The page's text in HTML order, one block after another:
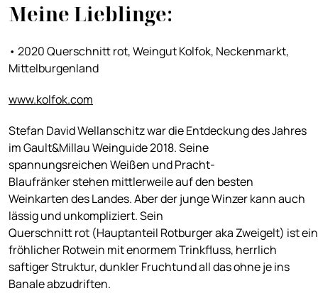
Meine Lieblinge:
• 2020 Querschnitt rot, Weingut Kolfok, Neckenmarkt,
Mittelburgenland
www.kolfok.com
Stefan David Wellanschitz war die Entdeckung des Jahres
im Gault&Millau Weinguide 2018. Seine
spannungsreichen Weißen und Pracht-
Blaufränker stehen mittlerweile auf den besten
Weinkarten des Landes. Aber der junge Winzer kann auch
lässig und unkompliziert. Sein
Querschnitt rot (Hauptanteil Rotburger aka Zweigelt) ist ein
fröhlicher Rotwein mit enormem Trinkfluss, herrlich
saftiger Struktur, dunkler Fruchtund all das ohne je ins
Banale abzudriften.